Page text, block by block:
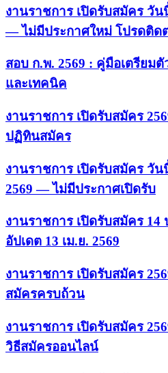
งานราชการ เปิดรับสมัคร วัน
— ไม่มีประกาศใหม่ โปรดติด
สอบ ก.พ. 2569 : คู่มือเตรียม
และเทคนิค
งานราชการ เปิดรับสมัคร
ปฏิทินสมัคร
งานราชการ เปิดรับสมัคร วัน
2569 — ไม่มีประกาศเปิดรับ
งานราชการ เปิดรับสมัคร 14
อัปเดต 13 เม.ย. 2569
งานราชการ เปิดรับสมัคร
สมัครครบถ้วน
งานราชการ เปิดรับสมัคร
วิธีสมัครออนไลน์